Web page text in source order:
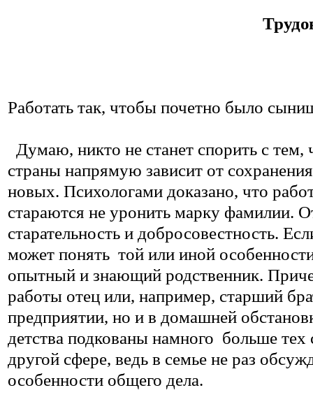
Работать так, чтобы почетно было
Думаю, никто не станет спорить с тем,
страны напрямую зависит от
новых. Психологами доказано, что
стараются не уронить марку фамилии.
старательность и добросовестность.
может понять той или иной
опытный и знающий родственник.
работы отец или, например, старший
предприятии, но и в домашней
детства подкованы намного больше тех
другой сфере, ведь в семье не раз
особенности общего дела.